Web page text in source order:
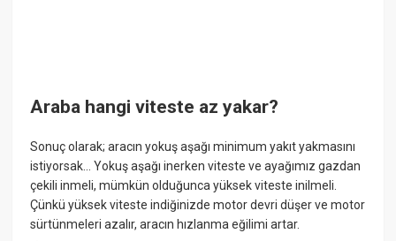
Araba hangi viteste az yakar?
Sonuç olarak; aracın yokuş aşağı minimum yakıt yakmasını
istiyorsak... Yokuş aşağı inerken viteste ve ayağımız gazdan
çekili inmeli, mümkün olduğunca yüksek viteste inilmeli.
Çünkü yüksek viteste indiğinizde motor devri düşer ve motor
sürtünmeleri azalır, aracın hızlanma eğilimi artar.